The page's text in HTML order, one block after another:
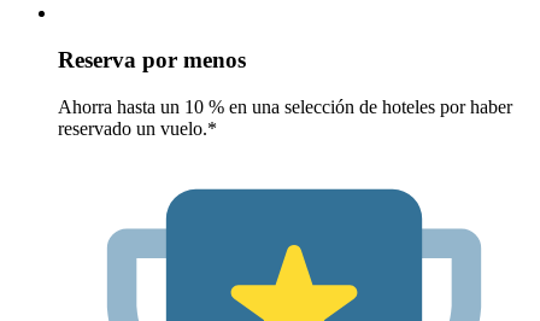
Reserva por menos
Ahorra hasta un 10 % en una selección de hoteles por haber
reservado un vuelo.*